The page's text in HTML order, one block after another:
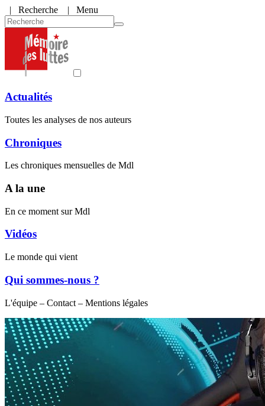
| Recherche | Menu
Actualités
Toutes les analyses de nos auteurs
Chroniques
Les chroniques mensuelles de Mdl
A la une
En ce moment sur Mdl
Vidéos
Le monde qui vient
Qui sommes-nous ?
L'équipe – Contact – Mentions légales